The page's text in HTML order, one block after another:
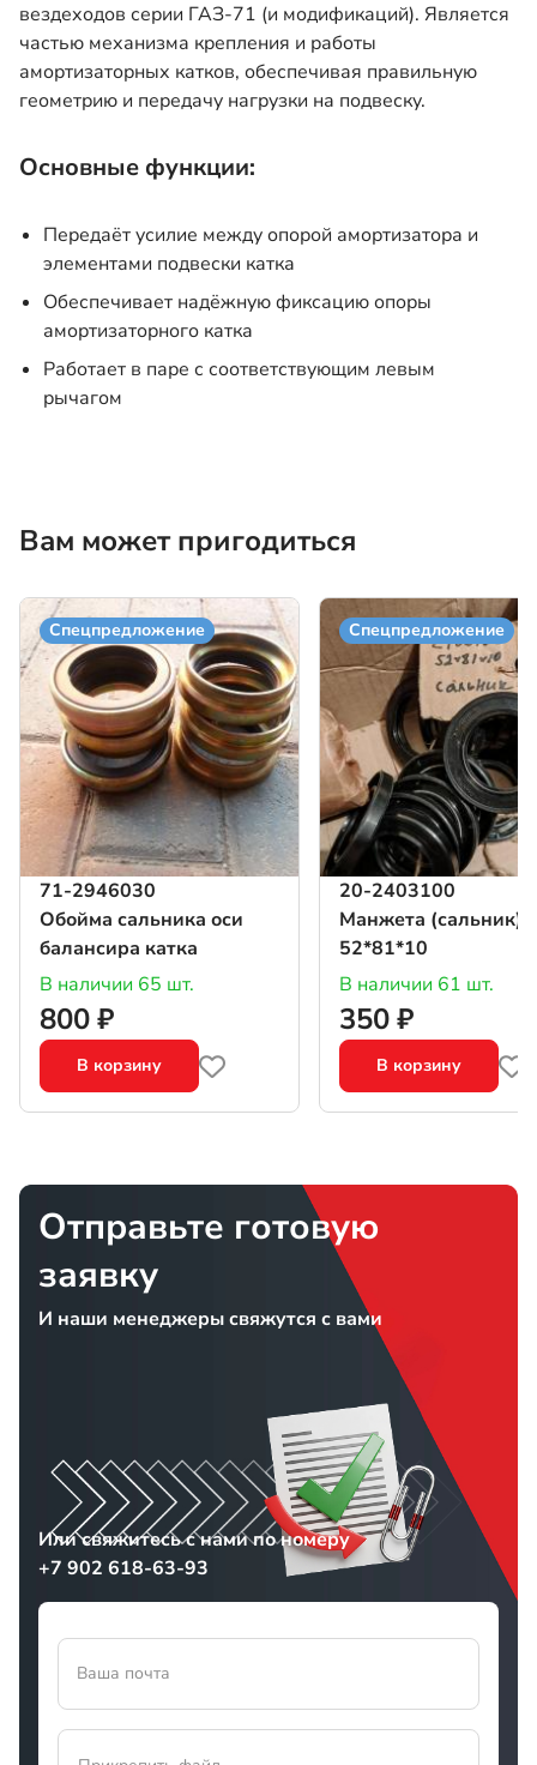
вездеходов серии ГАЗ-71 (и модификаций). Является
частью механизма крепления и работы
амортизаторных катков, обеспечивая правильную
геометрию и передачу нагрузки на подвеску.
Основные функции:
Передаёт усилие между опорой амортизатора и
элементами подвески катка
Обеспечивает надёжную фиксацию опоры
амортизаторного катка
Работает в паре с соответствующим левым
рычагом
Вам может пригодиться
Спецпредложение
71-2946030
Обойма сальника оси
балансира катка
В наличии 65 шт.
800 ₽
В корзину
Спецпредложение
20-2403100
Манжета (сальник)
52*81*10
В наличии 61 шт.
350 ₽
В корзину
Отправьте готовую
заявку
И наши менеджеры свяжутся с вами
Или свяжитесь с нами по номеру
+7 902 618-63-93
Ваша почта